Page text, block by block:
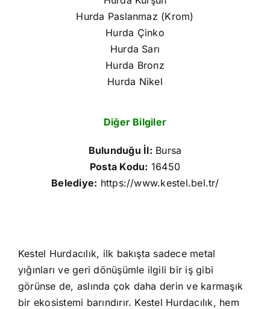
Hurda Paslanmaz (Krom)
Hurda Çinko
Hurda Sarı
Hurda Bronz
Hurda Nikel
Diğer Bilgiler
Bulunduğu İl: Bursa
Posta Kodu: 16450
Belediye: https://www.kestel.bel.tr/
Kestel Hurdacılık, ilk bakışta sadece metal
yığınları ve geri dönüşümle ilgili bir iş gibi
görünse de, aslında çok daha derin ve karmaşık
bir ekosistemi barındırır. Kestel Hurdacılık, hem